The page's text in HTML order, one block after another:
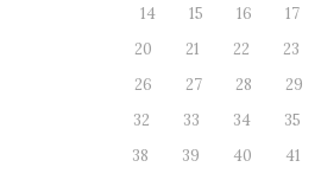
14
15 16 17
20
21 22 23
26
27 28 29
32
33 34 35
38
39 40 41